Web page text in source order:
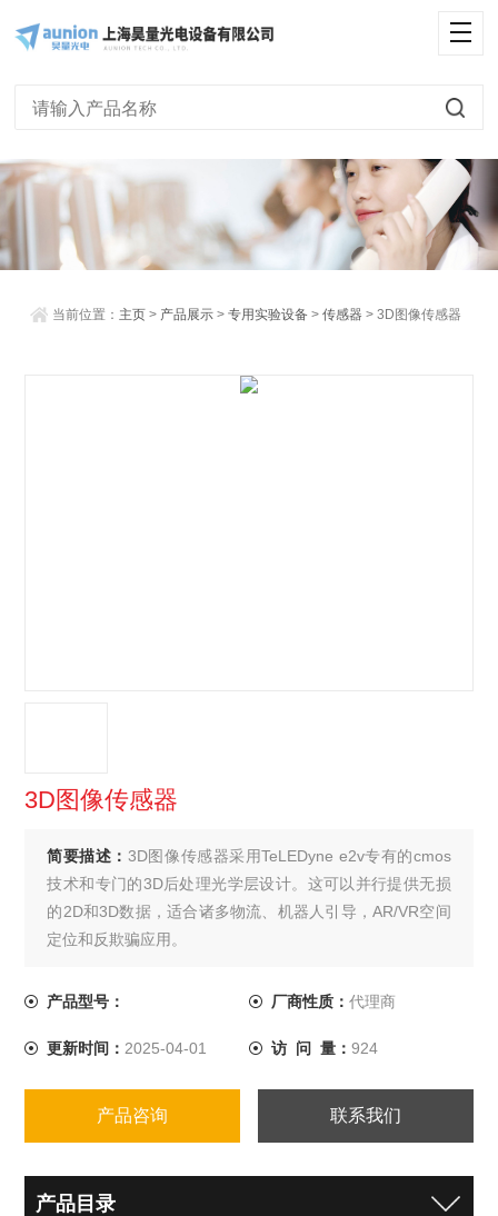
当前位置： 主页 > 产品展示 >专用实验设备 >传感器 > 3D图像传感器
3D图像传感器
简要描述： 3D图像传感器采用TeLEDyne e2v专有的cmos
技术和专门的3D后处理光学层设计。这可以并行提供无损
的2D和3D数据，适合诸多物流、机器人引导，AR/VR空间
定位和反欺骗应用。
产品型号： 厂商性质： 代理商
更新时间： 2025-04-01 访 问 量： 924
产品咨询 联系我们
产品目录